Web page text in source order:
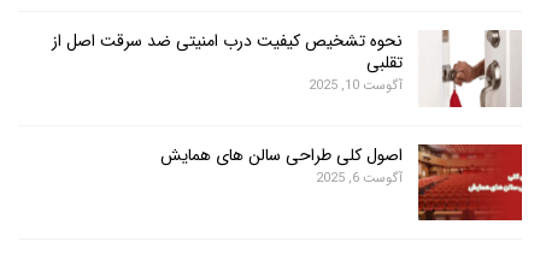
نحوه تشخیص کیفیت درب امنیتی ضد سرقت اصل از
تقلبی
آگوست 10, 2025
اصول کلی طراحی سالن های همایش
آگوست 6, 2025